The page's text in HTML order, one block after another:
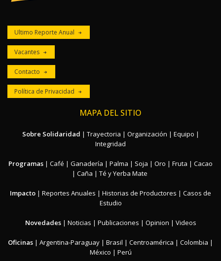
Ultimo Reporte Anual
Vacantes
Contacto
Política de Privacidad
MAPA DEL SITIO
Sobre Solidaridad | Trayectoria | Organización | Equipo |
Integridad
Programas | Café | Ganadería | Palma | Soja | Oro | Fruta | Cacao
| Caña | Té y Yerba Mate
Impacto | Reportes Anuales | Historias de Productores | Casos de
Estudio
Novedades| Noticias | Publicaciones | Opinion | Videos
Oficinas | Argentina-Paraguay | Brasil | Centroamérica | Colombia |
México | Perú